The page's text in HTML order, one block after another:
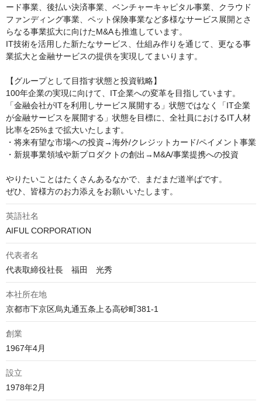
ード事業、後払い決済事業、ベンチャーキャピタル事業、クラウド
ファンディング事業、ペット保険事業など多様なサービス展開とさ
らなる事業拡大に向けたM&Aも推進しています。
IT技術を活用した新たなサービス、仕組み作りを通じて、更なる事
業拡大と金融サービスの提供を実現してまいります。
【グループとして目指す状態と投資戦略】
100年企業の実現に向けて、IT企業への変革を目指しています。
「金融会社がITを利用しサービス展開する」状態ではなく「IT企業
が金融サービスを展開する」状態を目標に、全社員におけるIT人材
比率を25%まで拡大いたします。
・将来有望な市場への投資→海外/クレジットカード/ペイメント事業
・新規事業領域や新プロダクトの創出→M&A/事業提携への投資
やりたいことはたくさんあるなかで、まだまだ道半ばです。
ぜひ、皆様方のお力添えをお願いいたします。
英語社名
AIFUL CORPORATION
代表者名
代表取締役社長　福田　光秀
本社所在地
京都市下京区烏丸通五条上る高砂町381-1
創業
1967年4月
設立
1978年2月